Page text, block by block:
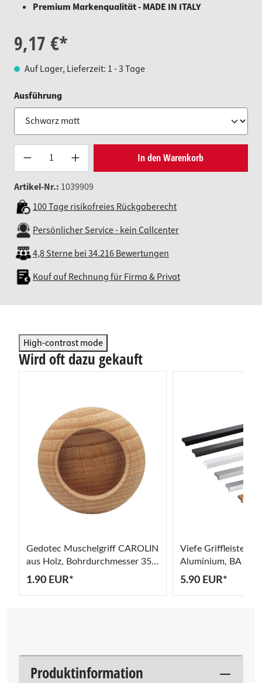
Premium Markenqualität - MADE IN ITALY
9,17 €*
Auf Lager, Lieferzeit: 1 - 3 Tage
Ausführungauswählen
Produkt Anzahl: Gib den
In den Warenkorb
Artikel-Nr.: 1039909
100 Tage risikofreies Rückgaberecht
Persönlicher Service - kein Callcenter
4,8 Sterne bei 34.216 Bewertungen
Kauf auf Rechnung für Firma & Privat
High-contrast mode
Wird oft dazu gekauft
Gedotec Muschelgriff CAROLIN
aus Holz, Bohrdurchmesser 35
mm
1.90 EUR*
Viefe Griffleiste
Aluminium, BA 64 -
5.90 EUR*
Produktinformation